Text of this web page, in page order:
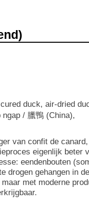
duck, air-dried
/ 臘鴨 (China),
van confit de
eigenlijk beter
eendenbouten
drogen gehangen in
met moderne